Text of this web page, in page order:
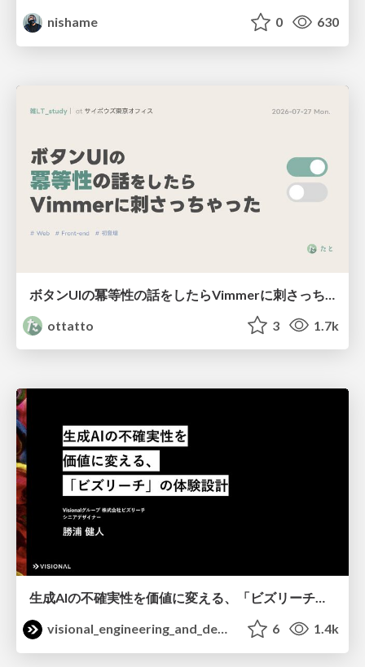
nishame
0 630
ottatto
3 1.7k
生成AIの不確実性を価値に変える、「ビズリーチ」の体験設計 / KNOTS2026
visional_engineering_and_design
6 1.4k